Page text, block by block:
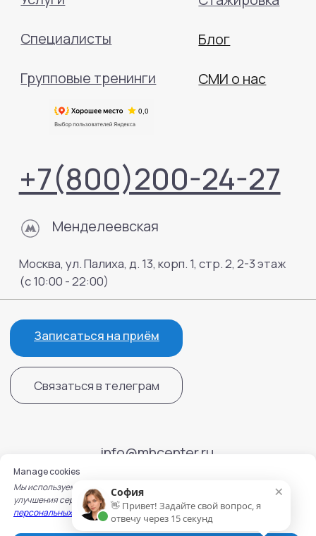
Manage cookies
Мы используем cookie для работы сайта, записи на услуги и
улучшения сервисов. Подробнее — вПолитике обработки
персональных данныхи Политике использования cookie.
×
София
👋 Привет! Задайте свой вопрос, я
отвечу через 15 секунд